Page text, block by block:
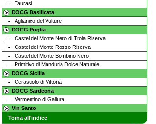
Taurasi
DOCG Basilicata
Aglianico del Vulture
DOCG Puglia
Castel del Monte Nero di Troia Riserva
Castel del Monte Rosso Riserva
Castel del Monte Bombino Nero
Primitivo di Manduria Dolce Naturale
DOCG Sicilia
Cerasuolo di Vittoria
DOCG Sardegna
Vermentino di Gallura
Vin Santo
Torna all'indice